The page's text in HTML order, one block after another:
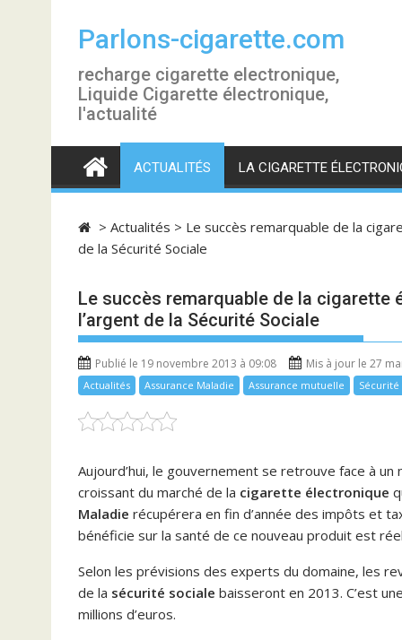
Parlons-cigarette.com
recharge cigarette electronique,
Liquide Cigarette électronique,
l'actualité
ACTUALITÉS LA CIGARETTE
> Actualités > Le succès remarquable de la
de la Sécurité Sociale
Le succès remarquable de la
l’argent de la Sécurité Sociale
Publié le 19 novembre 2013 à 09:08 Mis à jour le 27
Actualités Assurance Maladie Assurance mutuelle Sécurité
Aujourd’hui, le gouvernement se retrouve face à
croissant du marché de la cigarette électronique
Maladie récupérera en fin d’année des impôts et
bénéficie sur la santé de ce nouveau produit est
Selon les prévisions des experts du domaine, les
de la sécurité sociale baisseront en 2013. C’est
millions d’euros.